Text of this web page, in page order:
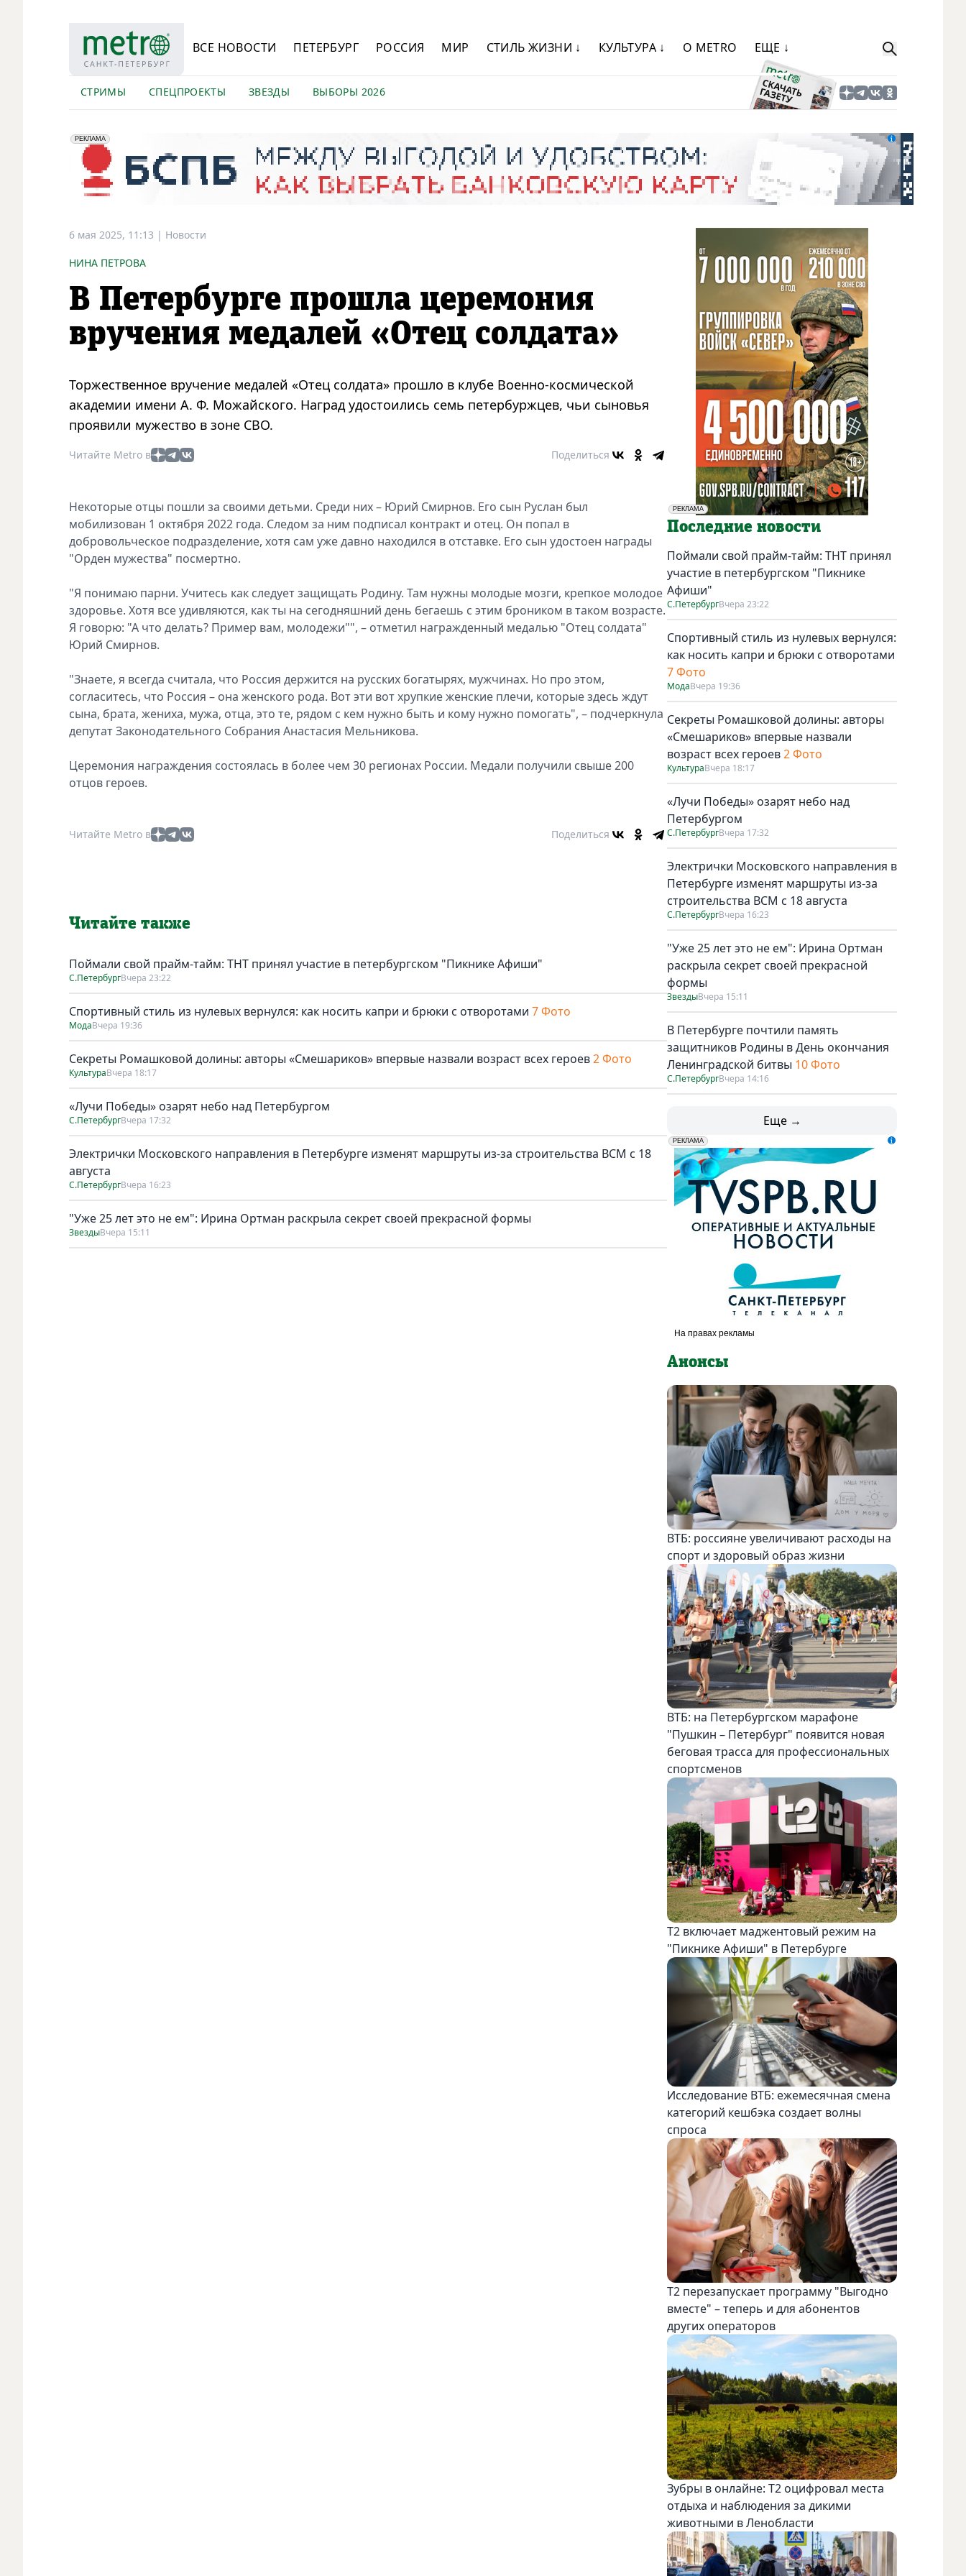
ВСЕ НОВОСТИ ПЕТЕРБУРГ РОССИЯ МИР СТИЛЬ ЖИЗНИ ↓ КУЛЬТУРА ↓ О METRO ЕЩЕ ↓
СТРИМЫ СПЕЦПРОЕКТЫ ЗВЕЗДЫ ВЫБОРЫ 2026
erid: 2VfnxyFybV5
РЕКЛАМА
ПАО "Банк "Санкт-Петербург", ИНН: 7831000027
6 мая 2025, 11:13 | Новости
НИНА ПЕТРОВА
В Петербурге прошла церемония
вручения медалей «Отец солдата»
Торжественное вручение медалей «Отец солдата» прошло в клубе Военно-космической
академии имени А. Ф. Можайского. Наград удостоились семь петербуржцев, чьи сыновья
проявили мужество в зоне СВО.
Читайте Metro в Поделиться
Некоторые отцы пошли за своими детьми. Среди них – Юрий Смирнов. Его сын Руслан был
мобилизован 1 октября 2022 года. Следом за ним подписал контракт и отец. Он попал в
добровольческое подразделение, хотя сам уже давно находился в отставке. Его сын удостоен награды
"Орден мужества" посмертно.
"Я понимаю парни. Учитесь как следует защищать Родину. Там нужны молодые мозги, крепкое молодое
здоровье. Хотя все удивляются, как ты на сегодняшний день бегаешь с этим броником в таком возрасте.
Я говорю: "А что делать? Пример вам, молодежи"", – отметил награжденный медалью "Отец солдата"
Юрий Смирнов.
"Знаете, я всегда считала, что Россия держится на русских богатырях, мужчинах. Но про этом,
согласитесь, что Россия – она женского рода. Вот эти вот хрупкие женские плечи, которые здесь ждут
сына, брата, жениха, мужа, отца, это те, рядом с кем нужно быть и кому нужно помогать", – подчеркнула
депутат Законодательного Собрания Анастасия Мельникова.
Церемония награждения состоялась в более чем 30 регионах России. Медали получили свыше 200
отцов героев.
Читайте Metro в Поделиться
Читайте также
Поймали свой прайм-тайм: ТНТ принял участие в петербургском "Пикнике Афиши"
С.ПетербургВчера 23:22
Спортивный стиль из нулевых вернулся: как носить капри и брюки с отворотами 7 Фото
МодаВчера 19:36
Секреты Ромашковой долины: авторы «Смешариков» впервые назвали возраст всех героев2 Фото
КультураВчера 18:17
«Лучи Победы» озарят небо над Петербургом
С.ПетербургВчера 17:32
Электрички Московского направления в Петербурге изменят маршруты из-за строительства ВСМ с 18
августа
С.ПетербургВчера 16:23
"Уже 25 лет это не ем": Ирина Ортман раскрыла секрет своей прекрасной формы
ЗвездыВчера 15:11
РЕКЛАМА
Социальная реклама
Последние новости
Поймали свой прайм-тайм: ТНТ принял
участие в петербургском "Пикнике
Афиши"
С.ПетербургВчера 23:22
Спортивный стиль из нулевых вернулся:
как носить капри и брюки с отворотами
7 Фото
МодаВчера 19:36
Секреты Ромашковой долины: авторы
«Смешариков» впервые назвали
возраст всех героев2 Фото
КультураВчера 18:17
«Лучи Победы» озарят небо над
Петербургом
С.ПетербургВчера 17:32
Электрички Московского направления в
Петербурге изменят маршруты из-за
строительства ВСМ с 18 августа
С.ПетербургВчера 16:23
"Уже 25 лет это не ем": Ирина Ортман
раскрыла секрет своей прекрасной
формы
ЗвездыВчера 15:11
В Петербурге почтили память
защитников Родины в День окончания
Ленинградской битвы 10 Фото
С.ПетербургВчера 14:16
Еще →
erid: LdtCK5udn
РЕКЛАМА
АО "ГАТР", ИНН: 7841320717
Анонсы
ВТБ: россияне увеличивают расходы на
спорт и здоровый образ жизни
ВТБ: на Петербургском марафоне
"Пушкин – Петербург" появится новая
беговая трасса для профессиональных
спортсменов
Т2 включает маджентовый режим на
"Пикнике Афиши" в Петербурге
Исследование ВТБ: ежемесячная смена
категорий кешбэка создает волны
спроса
Т2 перезапускает программу "Выгодно
вместе" – теперь и для абонентов
других операторов
Зубры в онлайне: Т2 оцифровал места
отдыха и наблюдения за дикими
животными в Ленобласти